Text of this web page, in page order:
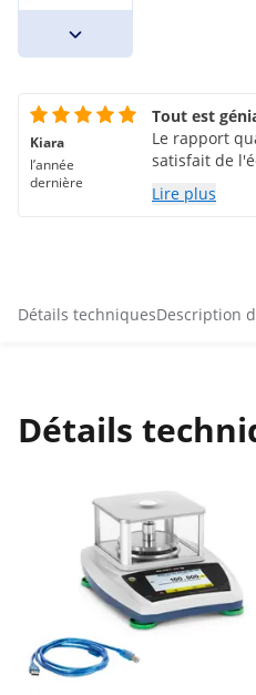
Kiara
l’année
dernière
Tout est
Le rapport
satisfait de
Lire plus
Détails techniquesDescription
Détails